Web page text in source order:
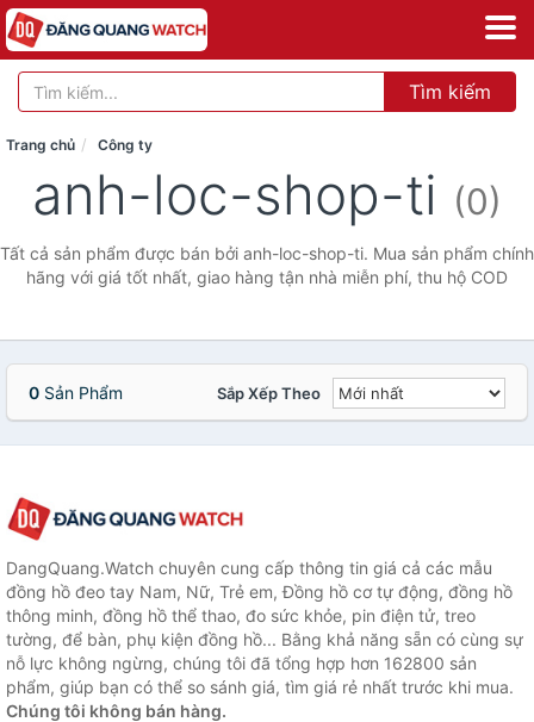
Tìm kiếm
Trang chủ Công ty
anh-loc-shop-ti (0)
Tất cả sản phẩm được bán bởi anh-loc-shop-ti. Mua sản phẩm chính
hãng với giá tốt nhất, giao hàng tận nhà miễn phí, thu hộ COD
0 Sản Phẩm Sắp Xếp Theo
DangQuang.Watch chuyên cung cấp thông tin giá cả các mẫu
đồng hồ đeo tay Nam, Nữ, Trẻ em, Đồng hồ cơ tự động, đồng hồ
thông minh, đồng hồ thể thao, đo sức khỏe, pin điện tử, treo
tường, để bàn, phụ kiện đồng hồ... Bằng khả năng sẵn có cùng sự
nỗ lực không ngừng, chúng tôi đã tổng hợp hơn 162800 sản
phẩm, giúp bạn có thể so sánh giá, tìm giá rẻ nhất trước khi mua.
Chúng tôi không bán hàng.